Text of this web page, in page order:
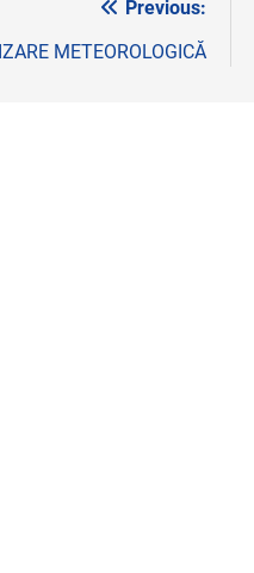
Previous:
METEOROLOGICĂ